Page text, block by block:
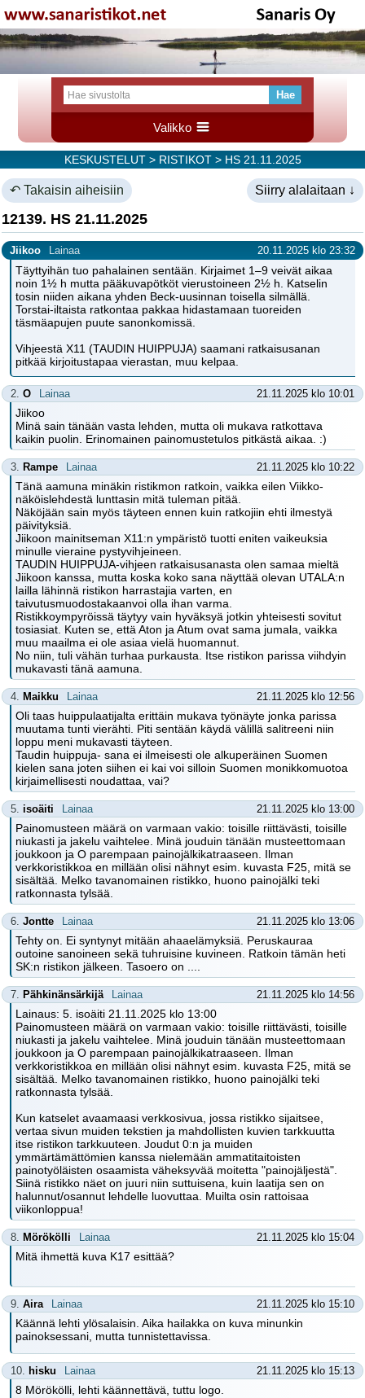
Valikko
KESKUSTELUT> RISTIKOT> HS 21.11.2025
↶ Takaisin aiheisiin Siirry alalaitaan ↓
12139. HS 21.11.2025
Jiikoo Lainaa 20.11.2025 klo 23:32
Täyttyihän tuo pahalainen sentään. Kirjaimet 1–9 veivät aikaa
noin 1½ h mutta pääkuvapötköt vierustoineen 2½ h. Katselin
tosin niiden aikana yhden Beck-uusinnan toisella silmällä.
Torstai-iltaista ratkontaa pakkaa hidastamaan tuoreiden
täsmäapujen puute sanonkomissä.
Vihjeestä X11 (TAUDIN HUIPPUJA) saamani ratkaisusanan
pitkää kirjoitustapaa vierastan, muu kelpaa.
2. O Lainaa 21.11.2025 klo 10:01
Jiikoo
Minä sain tänään vasta lehden, mutta oli mukava ratkottava
kaikin puolin. Erinomainen painomustetulos pitkästä aikaa. :)
3. Rampe Lainaa 21.11.2025 klo 10:22
Tänä aamuna minäkin ristikmon ratkoin, vaikka eilen Viikko-
näköislehdestä lunttasin mitä tuleman pitää.
Näköjään sain myös täyteen ennen kuin ratkojiin ehti ilmestyä
päivityksiä.
Jiikoon mainitseman X11:n ympäristö tuotti eniten vaikeuksia
minulle vieraine pystyvihjeineen.
TAUDIN HUIPPUJA-vihjeen ratkaisusanasta olen samaa mieltä
Jiikoon kanssa, mutta koska koko sana näyttää olevan UTALA:n
lailla lähinnä ristikon harrastajia varten, en
taivutusmuodostakaanvoi olla ihan varma.
Ristikkoympyröissä täytyy vain hyväksyä jotkin yhteisesti sovitut
tosiasiat. Kuten se, että Aton ja Atum ovat sama jumala, vaikka
muu maailma ei ole asiaa vielä huomannut.
No niin, tuli vähän turhaa purkausta. Itse ristikon parissa viihdyin
mukavasti tänä aamuna.
4. Maikku Lainaa 21.11.2025 klo 12:56
Oli taas huippulaatijalta erittäin mukava työnäyte jonka parissa
muutama tunti vierähti. Piti sentään käydä välillä salitreeni niin
loppu meni mukavasti täyteen.
Taudin huippuja- sana ei ilmeisesti ole alkuperäinen Suomen
kielen sana joten siihen ei kai voi silloin Suomen monikkomuotoa
kirjaimellisesti noudattaa, vai?
5. isoäiti Lainaa 21.11.2025 klo 13:00
Painomusteen määrä on varmaan vakio: toisille riittävästi, toisille
niukasti ja jakelu vaihtelee. Minä jouduin tänään musteettomaan
joukkoon ja O parempaan painojälkikatraaseen. Ilman
verkkoristikkoa en millään olisi nähnyt esim. kuvasta F25, mitä se
sisältää. Melko tavanomainen ristikko, huono painojälki teki
ratkonnasta tylsää.
6. Jontte Lainaa 21.11.2025 klo 13:06
Tehty on. Ei syntynyt mitään ahaaelämyksiä. Peruskauraa
outoine sanoineen sekä tuhruisine kuvineen. Ratkoin tämän heti
SK:n ristikon jälkeen. Tasoero on ....
7. Pähkinänsärkijä Lainaa 21.11.2025 klo 14:56
Lainaus: 5. isoäiti 21.11.2025 klo 13:00
Painomusteen määrä on varmaan vakio: toisille riittävästi, toisille
niukasti ja jakelu vaihtelee. Minä jouduin tänään musteettomaan
joukkoon ja O parempaan painojälkikatraaseen. Ilman
verkkoristikkoa en millään olisi nähnyt esim. kuvasta F25, mitä se
sisältää. Melko tavanomainen ristikko, huono painojälki teki
ratkonnasta tylsää.
Kun katselet avaamaasi verkkosivua, jossa ristikko sijaitsee,
vertaa sivun muiden tekstien ja mahdollisten kuvien tarkkuutta
itse ristikon tarkkuuteen. Joudut 0:n ja muiden
ymmärtämättömien kanssa nielemään ammatitaitoisten
painotyöläisten osaamista väheksyvää moitetta "painojäljestä".
Siinä ristikko näet on juuri niin suttuisena, kuin laatija sen on
halunnut/osannut lehdelle luovuttaa. Muilta osin rattoisaa
viikonloppua!
8. Mörökölli Lainaa 21.11.2025 klo 15:04
Mitä ihmettä kuva K17 esittää?
9. Aira Lainaa 21.11.2025 klo 15:10
Käännä lehti ylösalaisin. Aika hailakka on kuva minunkin
painoksessani, mutta tunnistettavissa.
10. hisku Lainaa 21.11.2025 klo 15:13
8 Mörökölli, lehti käännettävä, tuttu logo.